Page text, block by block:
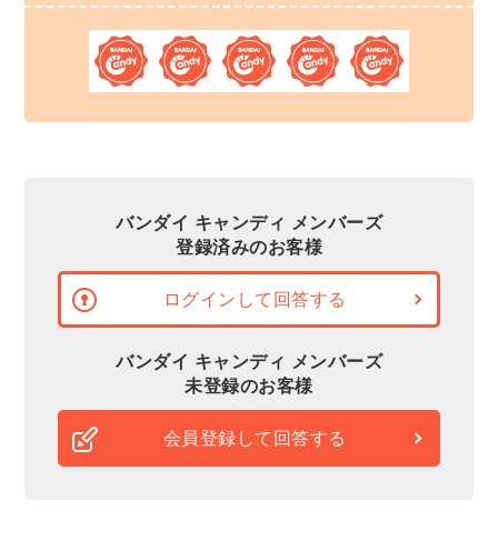
バンダイ キャンディ メンバーズ
登録済みのお客様
ログインして回答する
バンダイ キャンディ メンバーズ
未登録のお客様
会員登録して回答する